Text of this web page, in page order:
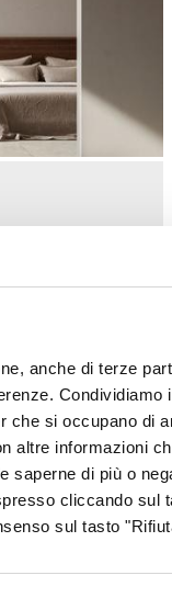
anche di terze
che si occupano di
altre informazioni
saperne di più o
cliccando sul
sul tasto